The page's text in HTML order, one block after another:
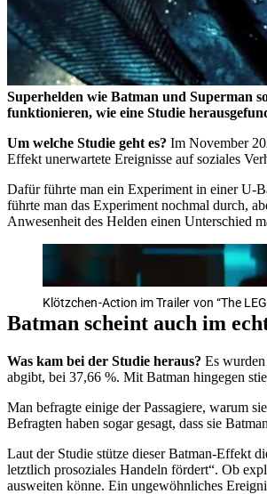
Superhelden wie Batman und Superman
funktionieren, wie eine Studie
Um welche Studie geht es? Im November
Effekt unerwartete Ereignisse auf soziales
Dafür führte man ein Experiment in einer U-
führte man das Experiment nochmal durch,
Anwesenheit des Helden einen Unterschied
Klötzchen-Action im Trailer von “The
Batman scheint auch im
Was kam bei der Studie heraus? Es
abgibt, bei 37,66 %. Mit Batman hingegen
Man befragte einige der Passagiere, warum
Befragten haben sogar gesagt, dass sie
Laut der Studie stütze dieser Batman-Effekt
letztlich prosoziales Handeln fördert . Ob
ausweiten könne. Ein ungewöhnliches